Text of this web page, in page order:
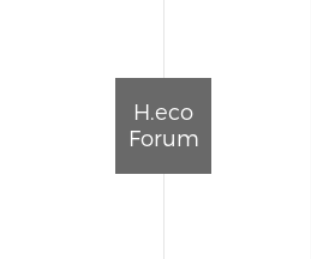
H.eco
Forum